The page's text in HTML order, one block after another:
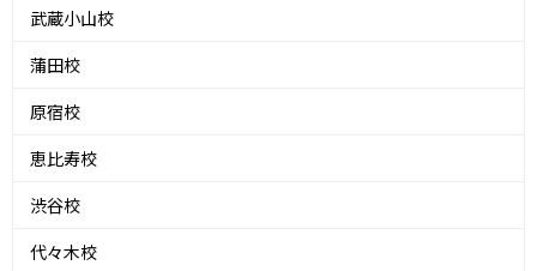
武蔵小山校
蒲田校
原宿校
恵比寿校
渋谷校
代々木校